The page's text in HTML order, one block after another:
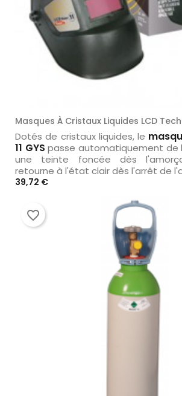
Masques À Cristaux Liquides LCD
Dotés de cristaux liquides, le
11 GYSpasse automatiquement de
une teinte foncée dès
retourne à l'état clair dès l'arrêt de
Prix
39,72 €
favorite_border